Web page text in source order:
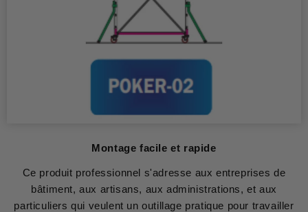
Montage facile et rapide
Ce produit professionnel s'adresse aux entreprises de
bâtiment, aux artisans, aux administrations, et aux
particuliers qui veulent un outillage pratique pour travailler